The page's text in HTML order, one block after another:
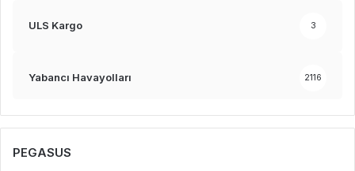
ULS Kargo 3
Yabancı Havayolları 2116
PEGASUS